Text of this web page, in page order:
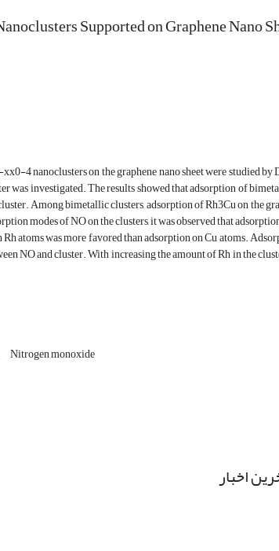
Supported on Graphene Nano
4 nanoclusters on the graphene nano sheet were studied
was investigated. The results showed that adsorption of
Among bimetallic clusters, adsorption of Rh3Cu on the
modes of NO on the clusters, it was observed that
atoms was more favored than adsorption on Cu atoms.
NO and cluster. With increasing the amount of Rh in the
Nitrogen monoxide
اخبار